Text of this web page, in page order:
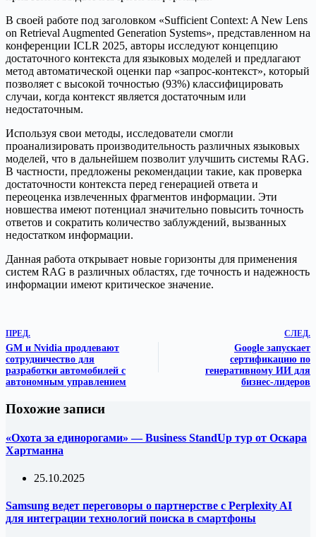
В своей работе под заголовком «Sufficient Context: A New Lens
on Retrieval Augmented Generation Systems», представленном на
конференции ICLR 2025, авторы исследуют концепцию
достаточного контекста для языковых моделей и предлагают
метод автоматической оценки пар «запрос-контекст», который
позволяет с высокой точностью (93%) классифицировать
случаи, когда контекст является достаточным или
недостаточным.
Используя свои методы, исследователи смогли
проанализировать производительность различных языковых
моделей, что в дальнейшем позволит улучшить системы RAG.
В частности, предложены рекомендации такие, как проверка
достаточности контекста перед генерацией ответа и
переоценка извлеченных фрагментов информации. Эти
новшества имеют потенциал значительно повысить точность
ответов и сократить количество заблуждений, вызванных
недостатком информации.
Данная работа открывает новые горизонты для применения
систем RAG в различных областях, где точность и надежность
информации имеют критическое значение.
ПРЕД.
GM и Nvidia продлевают
сотрудничество для
разработки автомобилей с
автономным управлением
СЛЕД.
Google запускает
сертификацию по
генеративному ИИ для
бизнес-лидеров
Похожие записи
«Охота за единорогами» — Business StandUp тур от Оскара
Хартманна
25.10.2025
Samsung ведет переговоры о партнерстве с Perplexity AI
для интеграции технологий поиска в смартфоны